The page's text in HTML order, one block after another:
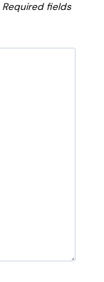
Required fields